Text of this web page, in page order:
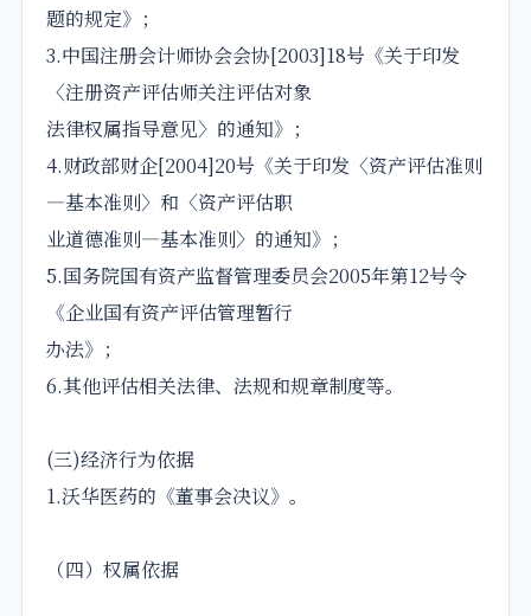
题的规定》；
3.中国注册会计师协会会协[2003]18号《关于印发
〈注册资产评估师关注评估对象
法律权属指导意见〉的通知》；
4.财政部财企[2004]20号《关于印发〈资产评估准则
—基本准则〉和〈资产评估职
业道德准则—基本准则〉的通知》；
5.国务院国有资产监督管理委员会2005年第12号令
《企业国有资产评估管理暂行
办法》；
6.其他评估相关法律、法规和规章制度等。
(三)经济行为依据
1.沃华医药的《董事会决议》。
（四）权属依据